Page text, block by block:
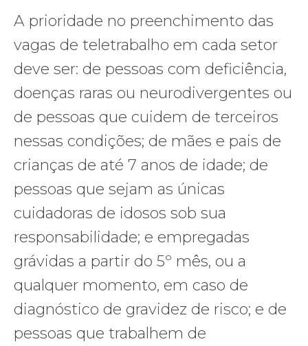
A prioridade no preenchimento das
vagas de teletrabalho em cada setor
deve ser: de pessoas com deficiência,
doenças raras ou neurodivergentes ou
de pessoas que cuidem de terceiros
nessas condições; de mães e pais de
crianças de até 7 anos de idade; de
pessoas que sejam as únicas
cuidadoras de idosos sob sua
responsabilidade; e empregadas
grávidas a partir do 5º mês, ou a
qualquer momento, em caso de
diagnóstico de gravidez de risco; e de
pessoas que trabalhem de